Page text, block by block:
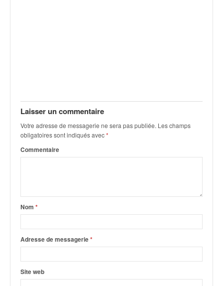
Laisser un commentaire
Votre adresse de messagerie ne sera pas publiée. Les champs
obligatoires sont indiqués avec*
Commentaire
Nom *
Adresse de messagerie*
Site web